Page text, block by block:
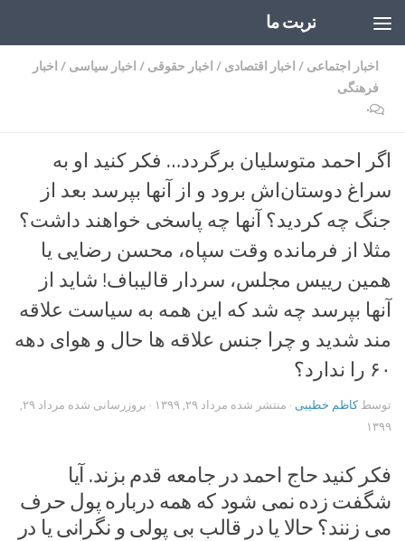
تربت ما
اخبار اجتماعی / اخبار اقتصادی / اخبار حقوقی / اخبار سیاسی / اخبار
فرهنگی
۰
اگر احمد متوسلیان برگردد… فکر کنید او به
سراغ دوستان‌اش برود و از آنها بپرسد بعد از
جنگ چه کردید؟ آنها چه پاسخی خواهند داشت؟
مثلا از فرمانده وقت سپاه، محسن رضایی یا
همین رییس مجلس، سردار قالیباف! شاید از
آنها بپرسد چه شد که این همه به سیاست علاقه
مند شدید و چرا جنس علاقه ها حال و هوای دهه
۶۰ را ندارد؟
توسطکاظم خطیبی · منتشر شده مرداد ۲۹, ۱۳۹۹ · بروزرسانی شده
مرداد ۲۹,
۱۳۹۹
فکر کنید حاج احمد در جامعه قدم بزند. آیا
شگفت زده نمی شود که همه درباره پول حرف
می زنند؟ حالا یا در قالب بی پولی و نگرانی یا در